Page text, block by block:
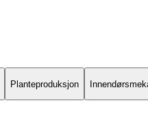
Planteproduksjon